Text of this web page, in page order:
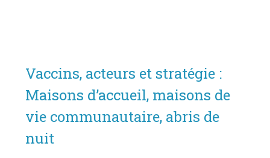
Vaccins, acteurs et stratégie :
Maisons d’accueil, maisons de
vie communautaire, abris de
nuit